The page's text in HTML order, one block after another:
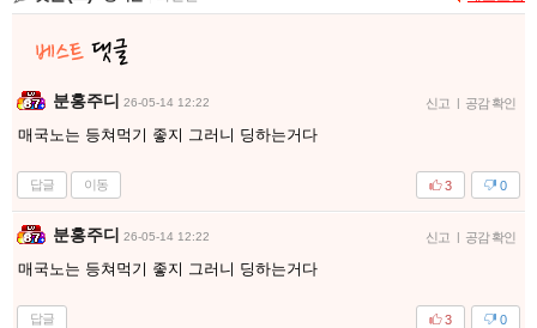
분홍주디 26-05-14 12:22 신고 | 공감 확인
매국노는 등쳐먹기 좋지 그러니 딩하는거다
답글 이동 0
3
분홍주디 26-05-14 12:22 신고 | 공감 확인
매국노는 등쳐먹기 좋지 그러니 딩하는거다
답글 0
3